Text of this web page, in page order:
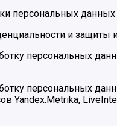
персональных данных
и защиты
персональных
персональных
Yandex.Metrika,